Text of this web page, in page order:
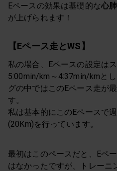
Eペースの効果は基礎的な心
が上げられます！
【Eペース走とWS】
私の場合、Eペースの設定は
5:00min/km～4:37min/kmと
グの中ではこのEペース走が
す。
私は基本的にこのEペースで
(20Km)を行っています。
最初はこのペースだと、Eペ
はなかったですが、トレーニ